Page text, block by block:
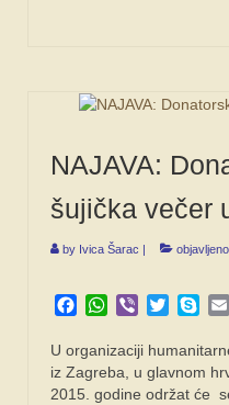
NAJAVA:
šujička večer
by Ivica Šarac
Facebook
WhatsApp
Viber Twitter
U organizaciji
iz Zagreba, u glavnom
2015. godine održat će